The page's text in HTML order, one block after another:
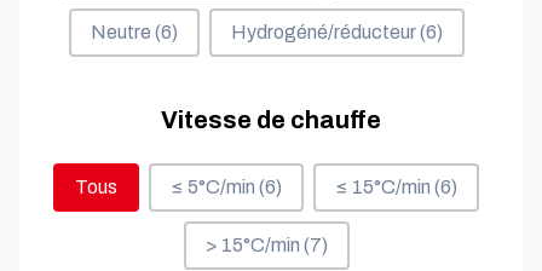
Neutre (6) Hydrogéné/réducteur(6)
Vitesse de chauffe
Vitesse de chauffe
Tous ≤ 5°C/min (6) ≤ 15°C/min (6)
> 15°C/min (7)